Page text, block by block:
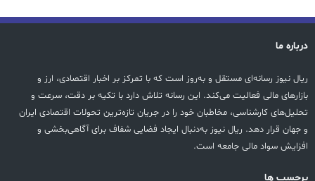
درباره ما
ریال نیوز رسانه‌ای مستقل و به‌روز است که با تمرکز بر اخبار اقتصادی، ارز و
بازارهای مالی فعالیت می‌کند. این رسانه تلاش دارد با تکیه بر دقت، سرعت و
تحلیل‌های کارشناسی، مخاطبان خود را در جریان تازه‌ترین تحولات اقتصادی ایران
و جهان قرار دهد. ریال نیوز به‌دنبال ایجاد فضایی شفاف برای آگاهی‌بخشی و
افزایش سواد مالی جامعه است.
پرچسب ها